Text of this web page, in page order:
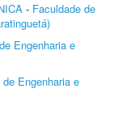
- Faculdade de
Engenharia e
Engenharia e